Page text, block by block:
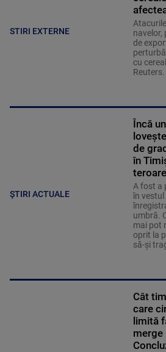
STIRI EXTERNE
navelor,
de
cu
Reuters.
ȘTIRI ACTUALE
Încă
de
în
A fost a
în vestul
umbră.
mai pot
oprit la
să-și
Cât
care
limită
merge